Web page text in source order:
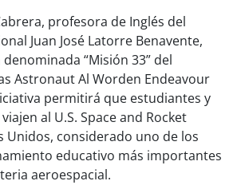
profesora de Inglés del
Juan José Latorre Benavente,
“Misión 33” del
Astronaut Al Worden Endeavour
permitirá que estudiantes y
al U.S. Space and Rocket
Unidos, considerado uno de los
educativo más importantes
aeroespacial.